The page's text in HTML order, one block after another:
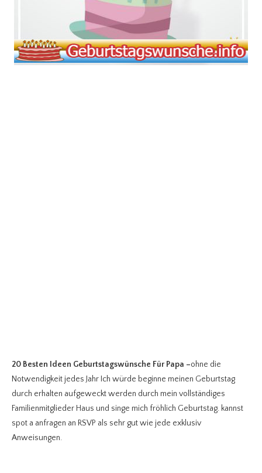
20 Besten Ideen Geburtstagswünsche Für Papa –ohne die
Notwendigkeit jedes Jahr Ich würde beginne meinen Geburtstag
durch erhalten aufgeweckt werden durch mein vollständiges
Familienmitglieder Haus und singe mich fröhlich Geburtstag. kannst
spot a anfragen an RSVP als sehr gut wie jede exklusiv
Anweisungen.